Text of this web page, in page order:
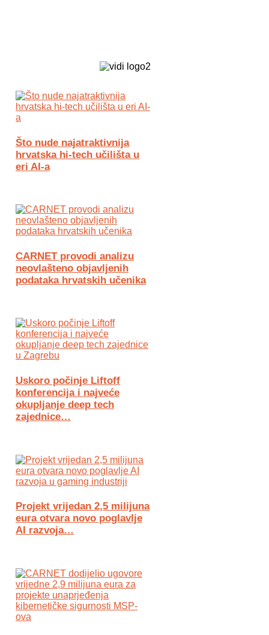
Što nude najatraktivnija
hrvatska hi-tech učilišta u
eri AI-a
CARNET provodi analizu
neovlašteno objavljenih
podataka hrvatskih učenika
Uskoro počinje Liftoff
konferencija i najveće
okupljanje deep tech
zajednice…
Projekt vrijedan 2,5 milijuna
eura otvara novo poglavlje
AI razvoja…